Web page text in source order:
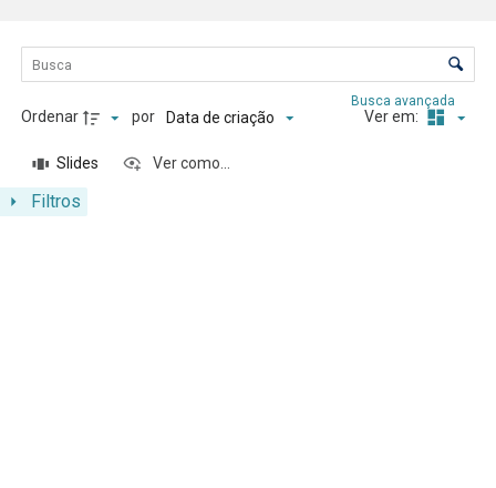
Lista de itens
Controle de ordenação e visualização
Filtros
Busca avançada
Ordenar por Data de criação Ver em:
Slides Ver como...